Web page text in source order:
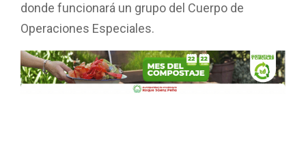
donde funcionará un grupo del Cuerpo de
Operaciones Especiales.